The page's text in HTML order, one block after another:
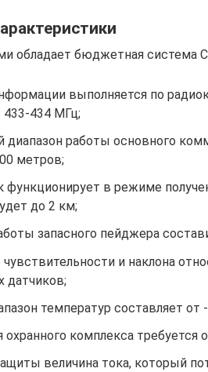
обладает бюджетная система
выполняется по
433-434 МГц;
диапазон работы основного
метров;
функционирует в режиме
до 2 км;
запасного пейджера
чувствительности и наклона
датчиков;
температур составляет от
охранного комплекса требуется
величина тока, который